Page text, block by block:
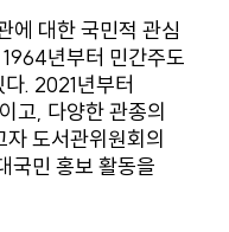
에 대한 국민적 관심
년부터 민간주도
. 2021년부터
고, 다양한 관종의
도서관위원회의
국민 홍보 활동을